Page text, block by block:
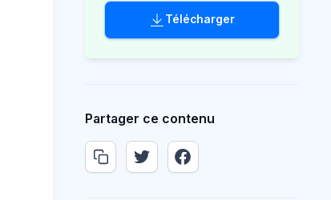
Télécharger
Partager ce contenu